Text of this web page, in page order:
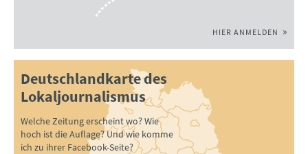
HIER ANMELDEN
Deutschlandkarte des
Lokaljournalismus
Welche Zeitung erscheint wo? Wie
hoch ist die Auflage? Und wie komme
ich zu ihrer Facebook-Seite?